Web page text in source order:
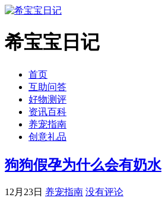
希宝宝日记
首页
互助问答
好物测评
资讯百科
养宠指南
创意礼品
狗狗假孕为什么会有奶水
12月23日 养宠指南 没有评论